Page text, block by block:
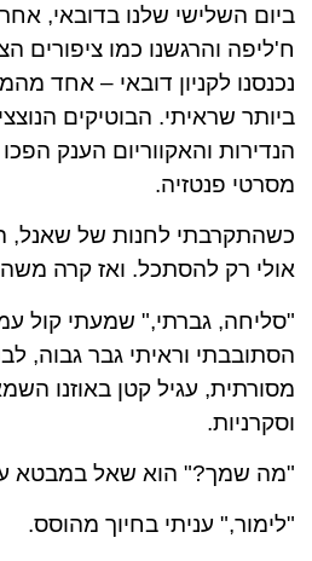
ביום השלישי שלנו בדובאי,
ח'ליפה והרגשנו כמו ציפורים
נכנסנו לקניון דובאי – אחד
ביותר שראיתי. הבוטיקים
הנדירות והאקווריום הענק
מסרטי פנטזיה.
כשהתקרבתי לחנות של שאנל,
אולי רק להסתכל. ואז קרה
"סליחה, גברתי," שמעתי קול
הסתובבתי וראיתי גבר גבוה,
מסורתית, עגיל קטן באוזנו
וסקרניות.
"מה שמך?" הוא שאל במבטא
"לימור," עניתי בחיוך מהוסס.